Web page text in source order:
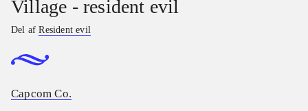
Village - resident evil
Del afResident evil
Capcom Co.